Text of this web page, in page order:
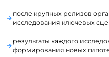
после крупных релизов
исследования ключевых
результаты каждого
формирования новых